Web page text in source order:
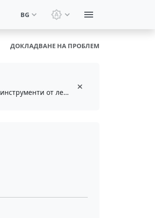
BG Смяна на тема:
ДОКЛАДВАНЕ НА ПРОБЛЕМ
Инсталирайте безплатното разширение за браузър, за да запазвате и достъпвате любимите си инструменти от лентата с инструменти